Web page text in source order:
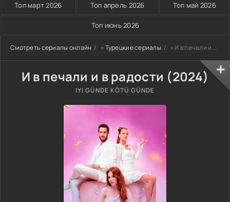
Топ март 2026 Топ апрель 2026 Топ май 2026
Топ июнь 2026
Смотреть сериалы онлайн » Турецкие сериалы » И в печали и в радости (2024)
И в печали и в радости (2024)
IYI GÜNDE KÖTÜ GÜNDE